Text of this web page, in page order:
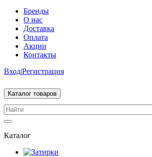
Бренды
О нас
Доставка
Оплата
Акции
Контакты
Вход|Регистрация
Каталог товаров
Каталог